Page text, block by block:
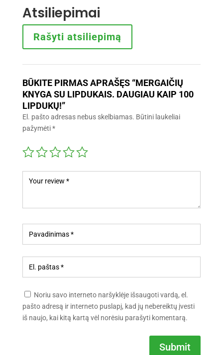
Atsiliepimai
Rašyti atsiliepimą
BŪKITE PIRMAS APRAŠĘS “MERGAIČIŲ
KNYGA SU LIPDUKAIS. DAUGIAU KAIP 100
LIPDUKŲ!”
El. pašto adresas nebus skelbiamas. Būtini laukeliai
pažymėti*
Noriu savo interneto naršyklėje išsaugoti vardą, el.
pašto adresą ir interneto puslapį, kad jų nebereiktų įvesti
iš naujo, kai kitą kartą vėl norėsiu parašyti komentarą.
Submit